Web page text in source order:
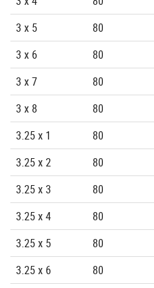
3 x 5
80
3 x 6
80
3 x 7
80
3 x 8
80
3.25 x 1
80
3.25 x 2
80
3.25 x 3
80
3.25 x 4
80
3.25 x 5
80
3.25 x 6
80